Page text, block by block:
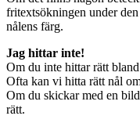
fritextsökningen under
nålens färg.
Jag hittar inte!
Om du inte hittar rätt
Ofta kan vi hitta rätt nål
Om du skickar med en
rätt.